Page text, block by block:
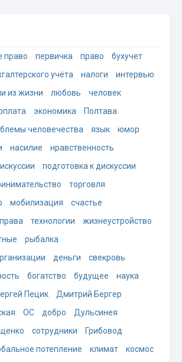
право первичка право
бухучет
учёта
налоги
интервью
из жизни любовь
человек
экономика
Полтава
человечества язык
юмор
насилие
нравственность
подготовка к дискуссии
торговля
мобилизация
счастье
права технологии
жизнеустройство
рыбалка
деньги
свекровь
богатство будущее
наука
Пецик
Дмитрий Бергер
ОС добро
Дульсинея
сотрудники
Грибовод
потепление климат
космос